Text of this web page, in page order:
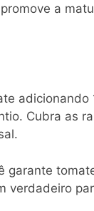
a
adicionando
Cubra as
garante
verdadeiro